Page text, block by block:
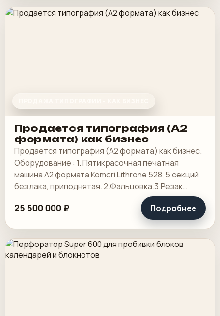
Продается типография (А2
формата) как бизнес
Продается типография (А2 формата) как бизнес.
Оборудование : 1. Пятикрасочная печатная
машина А2 формата Komori Lithrone 528, 5 секций
без лака, приподнятая. 2.Фальцовка.3.Резак
4.КБС, 5. Ламинотор, СТР. Погрузчик.
25 500 000 ₽ Подробнее